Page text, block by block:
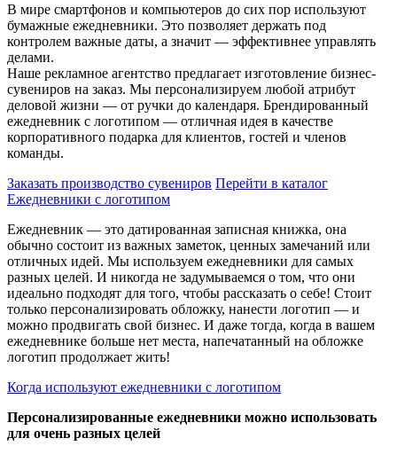
В мире смартфонов и компьютеров до сих пор используют
бумажные ежедневники. Это позволяет держать под
контролем важные даты, а значит — эффективнее управлять
делами.
Наше рекламное агентство предлагает изготовление бизнес-
сувениров на заказ. Мы персонализируем любой атрибут
деловой жизни — от ручки до календаря. Брендированный
ежедневник с логотипом — отличная идея в качестве
корпоративного подарка для клиентов, гостей и членов
команды.
Заказать производство сувениров Перейти в каталог
Ежедневники с логотипом
Ежедневник — это датированная записная книжка, она
обычно состоит из важных заметок, ценных замечаний или
отличных идей. Мы используем ежедневники для самых
разных целей. И никогда не задумываемся о том, что они
идеально подходят для того, чтобы рассказать о себе! Стоит
только персонализировать обложку, нанести логотип — и
можно продвигать свой бизнес. И даже тогда, когда в вашем
ежедневнике больше нет места, напечатанный на обложке
логотип продолжает жить!
Когда используют ежедневники с логотипом
Персонализированные ежедневники можно использовать
для очень разных целей